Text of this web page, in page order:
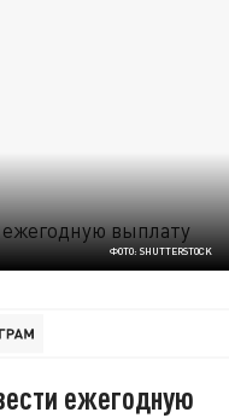
ФОТО: SHUTTERSTOCK
ежегодную